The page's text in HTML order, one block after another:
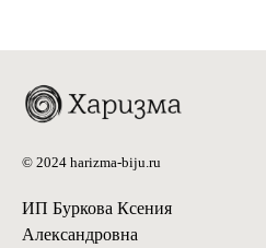
© 2024 harizma-biju.ru
ИП Буркова Ксения
Александровна